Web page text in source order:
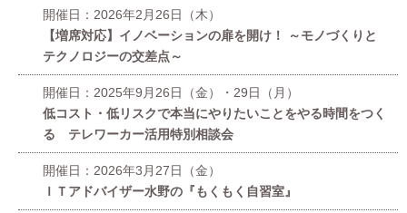
開催日：2026年2月26日（木）
【増席対応】イノベーションの扉を開け！ ～モノづくりと
テクノロジーの交差点～
開催日：2025年9月26日（金）・29日（月）
低コスト・低リスクで本当にやりたいことをやる時間をつく
る テレワーカー活用特別相談会
開催日：2026年3月27日（金）
ＩＴアドバイザー水野の『もくもく自習室』